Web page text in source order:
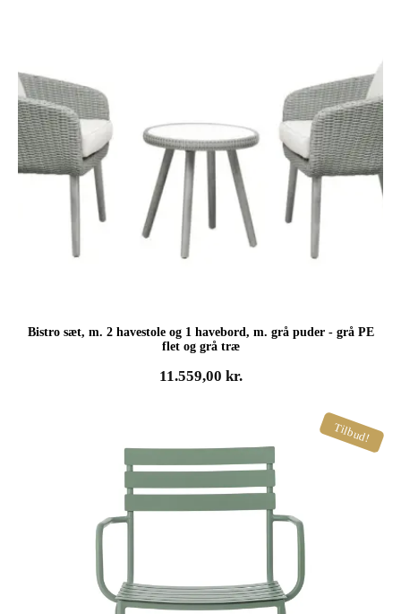
Bistro sæt, m. 2 havestole og 1 havebord, m. grå puder - grå PE
flet og grå træ
11.559,00 kr.
Tilbud!